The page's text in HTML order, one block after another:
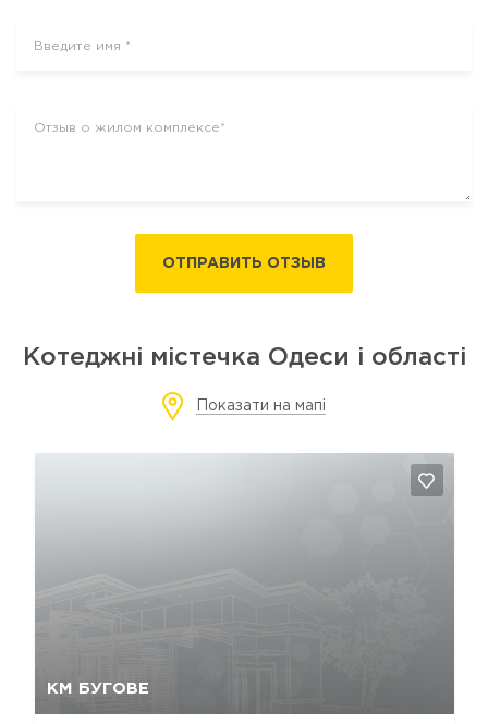
ОТПРАВИТЬ ОТЗЫВ
Котеджні містечка Одеси і області
Показати на мапі
КМ БУГОВЕ